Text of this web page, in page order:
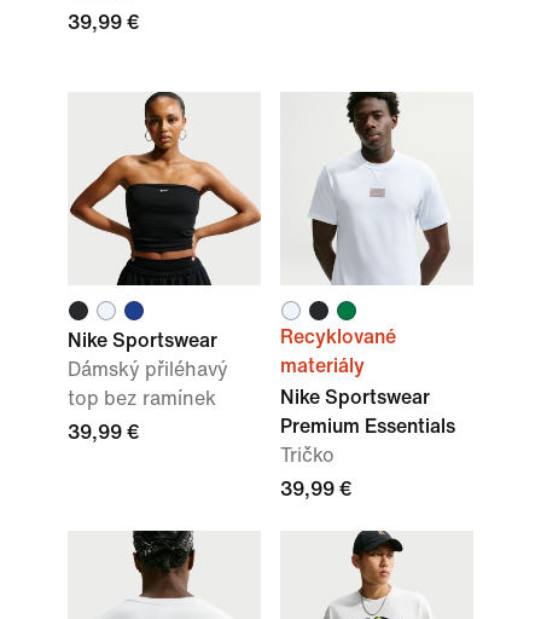
39,99 €
Nike Sportswear
Dámský přiléhavý
top bez ramínek
39,99 €
Recyklované
materiály
Nike Sportswear
Premium Essentials
Tričko
39,99 €